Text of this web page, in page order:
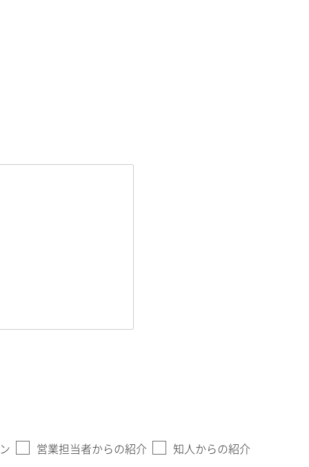
営業担当者からの紹介 知人からの紹介